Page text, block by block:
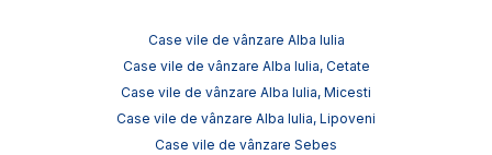
Case vile de vânzare Alba Iulia
Case vile de vânzare Alba Iulia, Cetate
Case vile de vânzare Alba Iulia, Micesti
Case vile de vânzare Alba Iulia, Lipoveni
Case vile de vânzare Sebes